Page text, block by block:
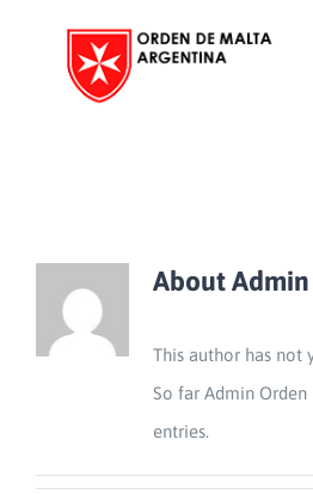
About
This author has not
So far Admin
entries.